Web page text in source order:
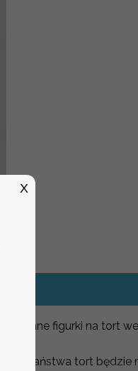
figurki na tort
że Państwa tort będzie
X